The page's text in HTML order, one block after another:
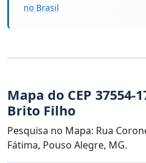
no Brasil
Mapa do CEP 37554-
Brito Filho
Pesquisa no Mapa: Rua
Fátima, Pouso Alegre, MG.